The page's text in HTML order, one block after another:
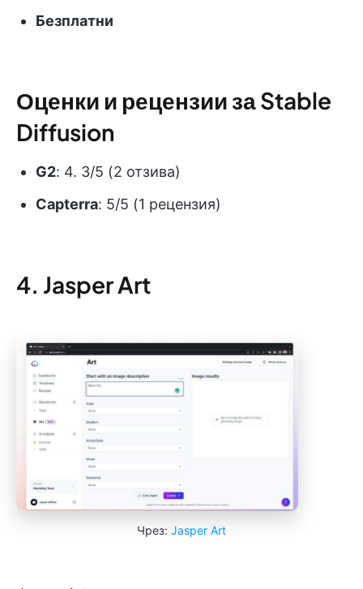
Безплатни
Оценки и рецензии за Stable
Diffusion
G2: 4. 3/5 (2 отзива)
Capterra: 5/5 (1 рецензия)
4. Jasper Art
Чрез: Jasper Art